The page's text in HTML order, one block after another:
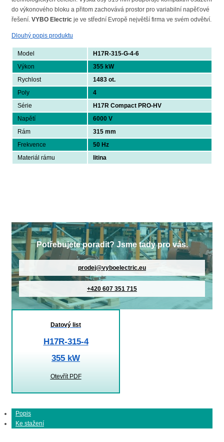
do výkonového bloku a přitom zachovává prostor pro variabilní napěťové
řešení. VYBO Electric je ve střední Evropě největší firma ve svém odvětví.
Dlouhý popis produktu
Model
H17R-315-G-4-6
Výkon
355 kW
Rychlost
1483 ot.
Poly
4
Série
H17R Compact PRO-HV
Napětí
6000 V
Rám
315 mm
Frekvence
50 Hz
Materiál rámu
litina
Potřebujete poradit? Jsme tady pro vás.
prodej@vyboelectric.eu
+420 607 351 715
Datový list
H17R-315-4
355 kW
Otevřít PDF
Popis
Ke stažení